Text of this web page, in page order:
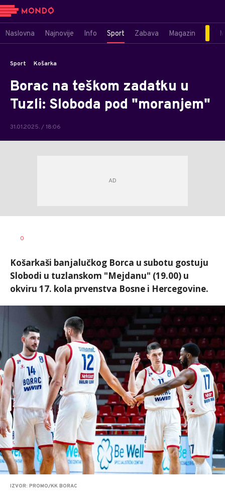
Naslovna Najnovije Info Sport Zabava Magazin
Sport Košarka
Borac na teškom zadatku u
Tuzli: Sloboda pod "moranjem"
31.01.2025. / 18:06
AUTOR
0
Košarkaši banjalučkog Borca u subotu gostuju
Slobodi u tuzlanskom "Mejdanu" (19.00) u
okviru 17. kola prvenstva Bosne i Hercegovine.
IZVOR: PROMO/KK BORAC